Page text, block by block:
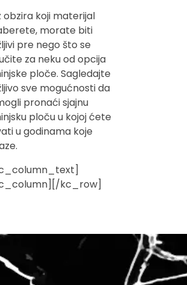
obzira koji materijal
morate biti
pre nego što se
za neku od opcija
ploče. Sagledajte
sve mogućnosti da
pronaći sjajnu
ploču u kojoj ćete
u godinama koje
kc_row]